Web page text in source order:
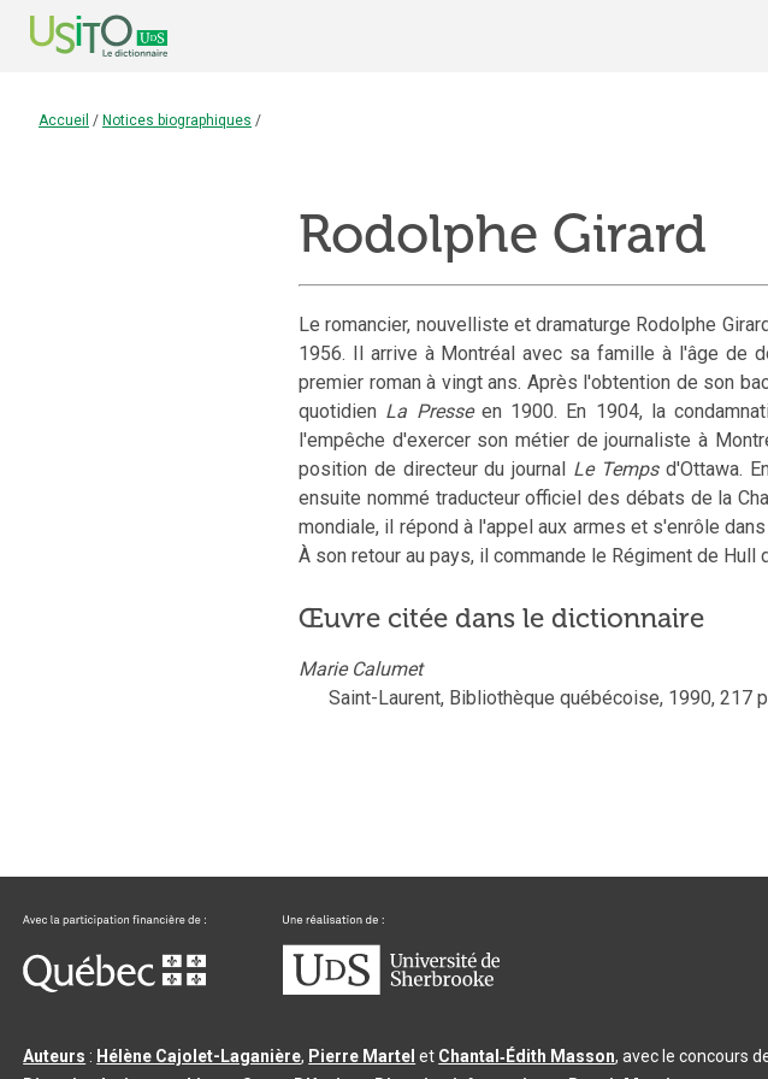
Accueil / Notices biographiques /
Rodolphe Girard
Le romancier, nouvelliste et dramaturge Rodolphe
1956. Il arrive à Montréal avec sa famille à l'âge de
premier roman à vingt ans. Après l'obtention de son
quotidien La Presseen 1900. En 1904, la
l'empêche d'exercer son métier de journaliste à
position de directeur du journal Le Tempsd'Ottawa.
ensuite nommé traducteur officiel des débats de la
mondiale, il répond à l'appel aux armes et s'enrôle
À son retour au pays, il commande le Régiment de Hull
Œuvre citée dans le dictionnaire
Marie Calumet
Saint-Laurent, Bibliothèque québécoise, 1990, 217
Auteurs : Hélène Cajolet-Laganière, Pierre Martel et Chantal‑Édith Masson, avec le concours